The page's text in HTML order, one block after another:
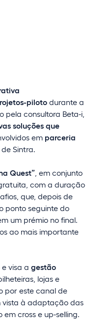
piloto durante a
pela consultora Beta-i,
soluções que
em parceria
Sintra.
Quest” , em conjunto
com a duração
que, depois de
ponto seguinte do
um prémio no final.
ao mais importante
e visa a gestão
lojas e
por este canal de
vista à adaptação das
cross e up-selling.